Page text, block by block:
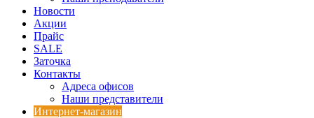
Новости
Акции
Прайс
SALE
Заточка
Контакты
Адреса офисов
Наши представители
Интернет-магазин